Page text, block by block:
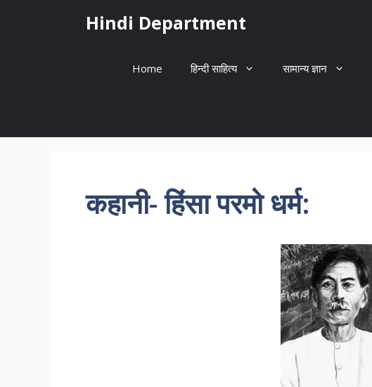
Hindi Department
Home हिन्दी साहित्य सामान्य ज्ञान
कहानी- हिंसा परमो धर्म: